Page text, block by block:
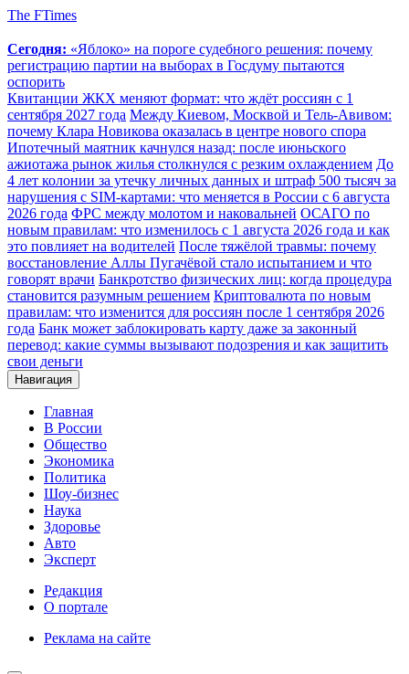
The FTimes
Сегодня: «Яблоко» на пороге судебного решения: почему
регистрацию партии на выборах в Госдуму пытаются
оспорить
Квитанции ЖКХ меняют формат: что ждёт россиян с 1
сентября 2027 года Между Киевом, Москвой и Тель-Авивом:
почему Клара Новикова оказалась в центре нового спора
Ипотечный маятник качнулся назад: после июньского
ажиотажа рынок жилья столкнулся с резким охлаждением До
4 лет колонии за утечку личных данных и штраф 500 тысяч за
нарушения с SIM-картами: что меняется в России с 6 августа
2026 года ФРС между молотом и наковальней ОСАГО по
новым правилам: что изменилось с 1 августа 2026 года и как
это повлияет на водителей После тяжёлой травмы: почему
восстановление Аллы Пугачёвой стало испытанием и что
говорят врачи Банкротство физических лиц: когда процедура
становится разумным решением Криптовалюта по новым
правилам: что изменится для россиян после 1 сентября 2026
года Банк может заблокировать карту даже за законный
перевод: какие суммы вызывают подозрения и как защитить
свои деньги
Навигация
Главная
В России
Общество
Экономика
Политика
Шоу-бизнес
Наука
Здоровье
Авто
Эксперт
Редакция
О портале
Реклама на сайте